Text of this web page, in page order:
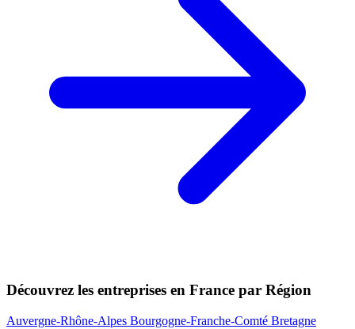
Découvrez les entreprises en France par Région
Auvergne-Rhône-Alpes Bourgogne-Franche-Comté Bretagne